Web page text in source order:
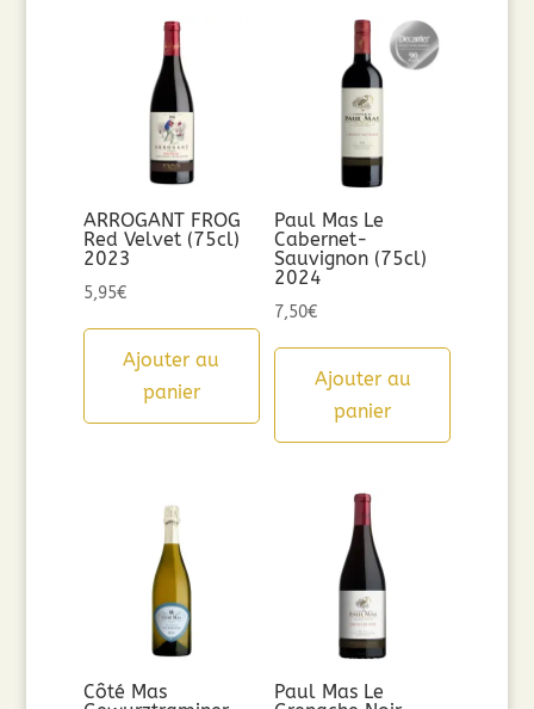
ARROGANT FROG
Red Velvet (75cl)
2023
5,95€
Ajouter au
panier
Paul Mas Le
Cabernet-
Sauvignon (75cl)
2024
7,50€
Ajouter au
panier
Côté Mas
Paul Mas Le